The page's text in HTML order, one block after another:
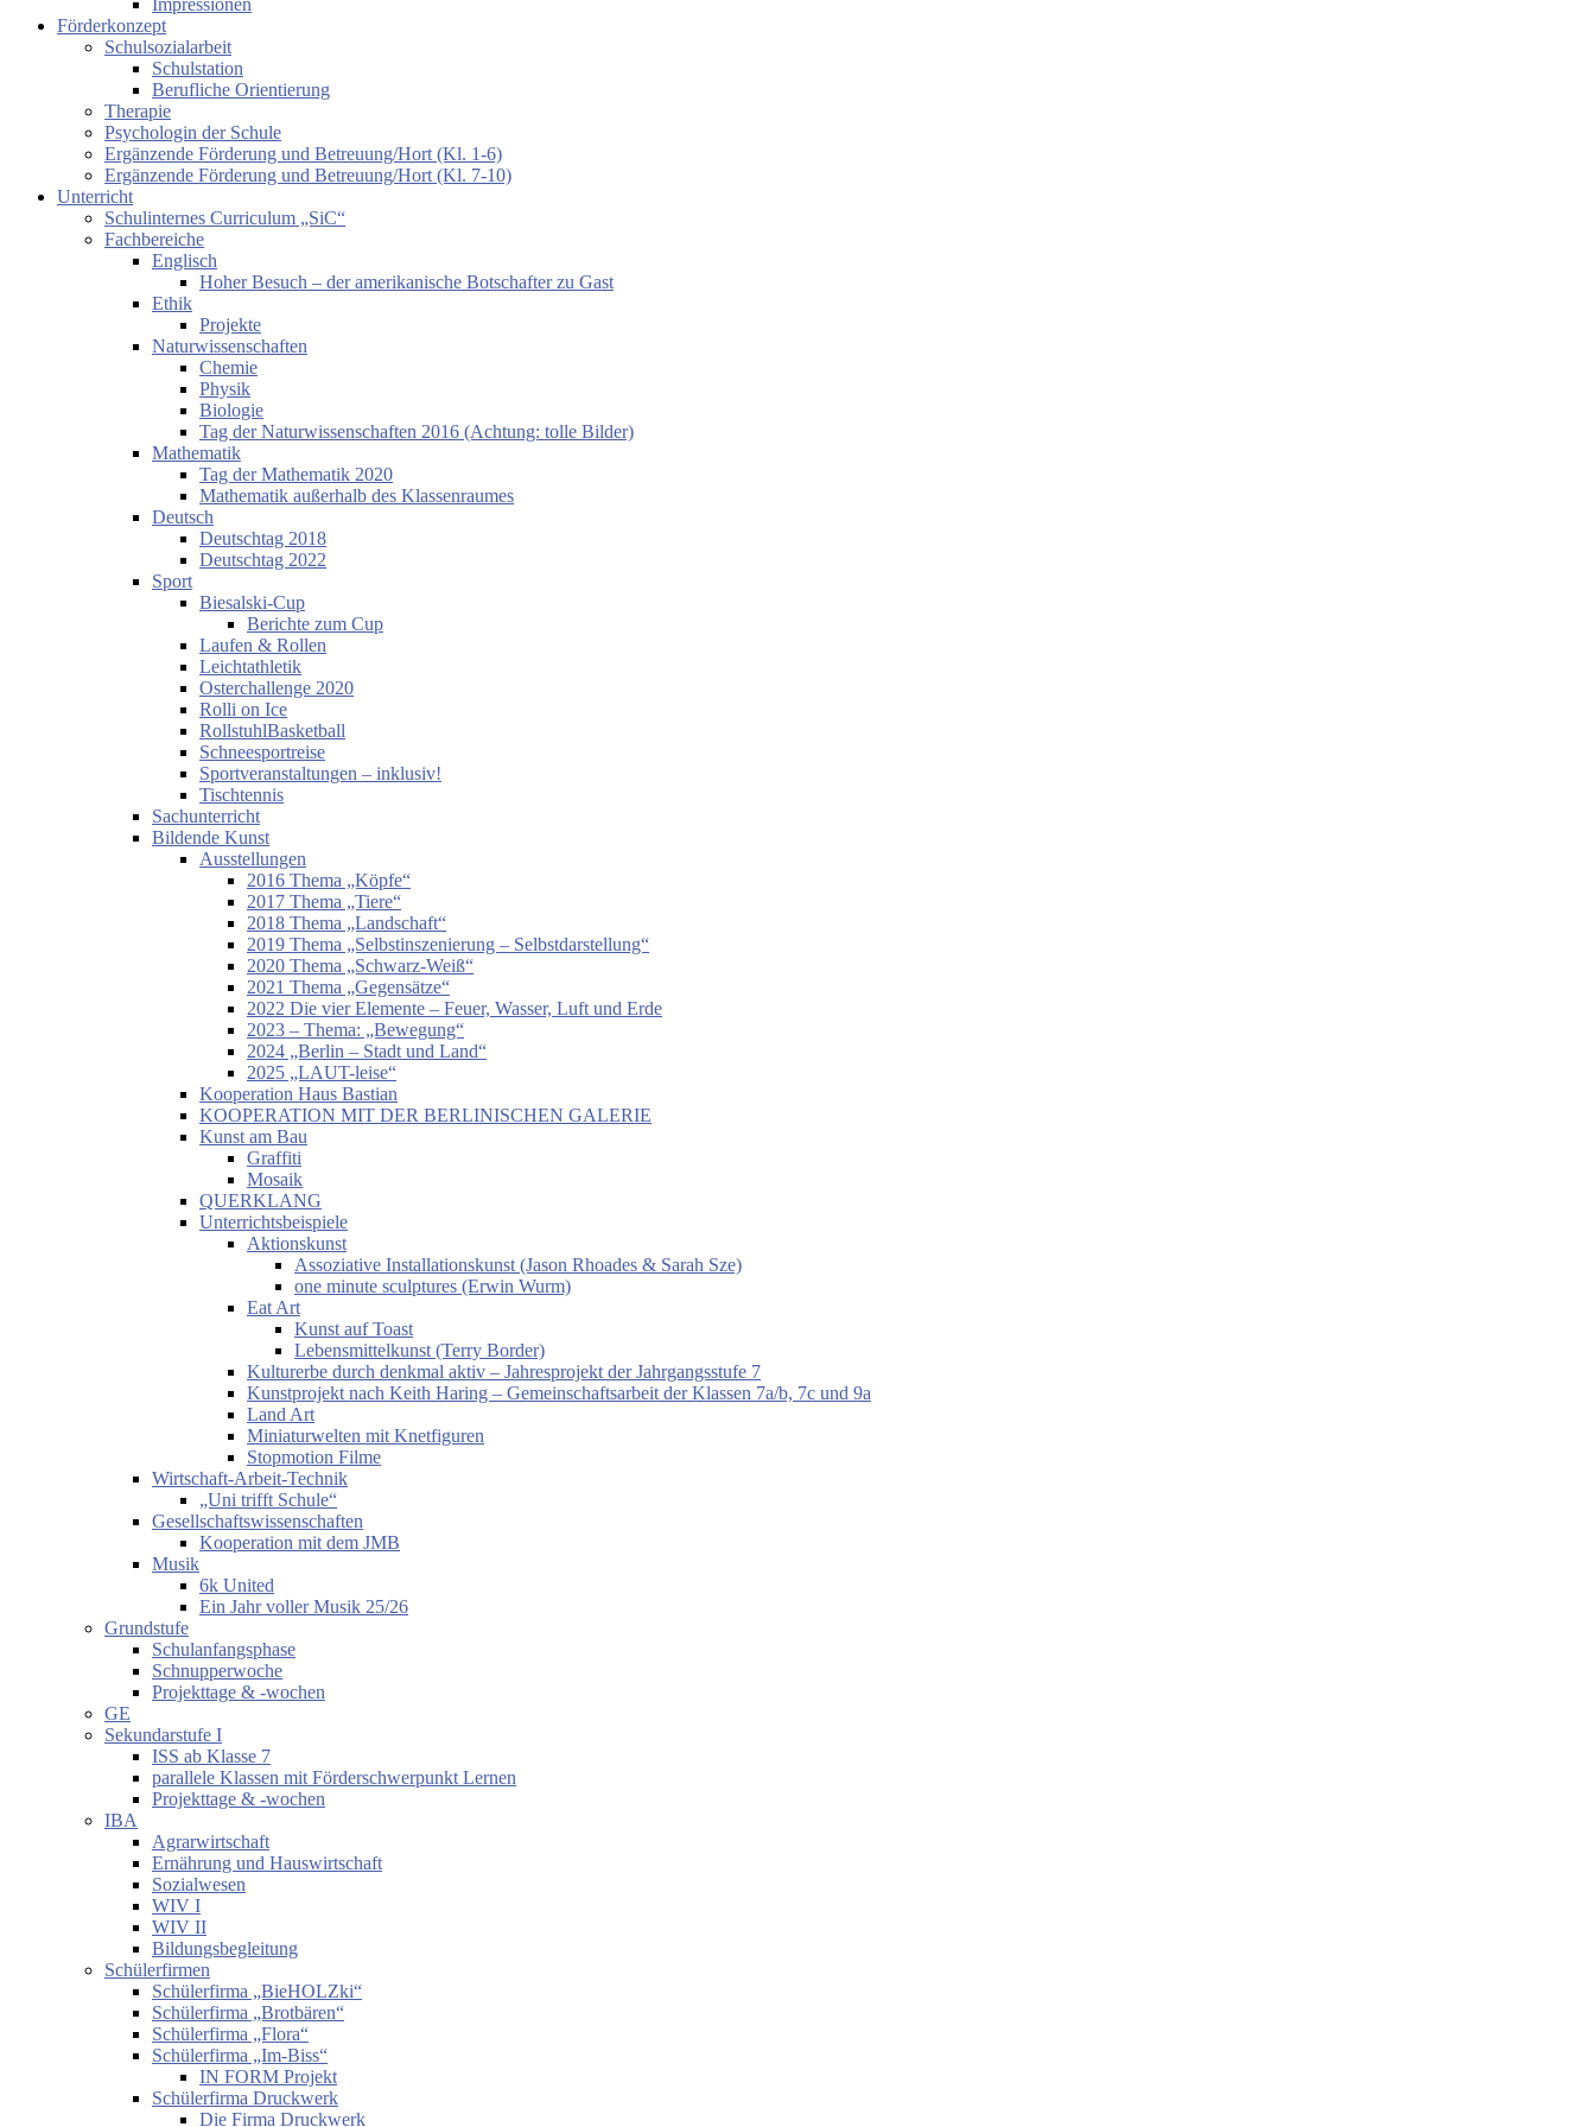
Impressionen
Förderkonzept
Schulsozialarbeit
Schulstation
Berufliche Orientierung
Therapie
Psychologin der Schule
Ergänzende Förderung und Betreuung/Hort (Kl. 1-6)
Ergänzende Förderung und Betreuung/Hort (Kl. 7-10)
Unterricht
Schulinternes Curriculum „SiC“
Fachbereiche
Englisch
Hoher Besuch – der amerikanische Botschafter zu Gast
Ethik
Projekte
Naturwissenschaften
Chemie
Physik
Biologie
Tag der Naturwissenschaften 2016 (Achtung: tolle Bilder)
Mathematik
Tag der Mathematik 2020
Mathematik außerhalb des Klassenraumes
Deutsch
Deutschtag 2018
Deutschtag 2022
Sport
Biesalski-Cup
Berichte zum Cup
Laufen & Rollen
Leichtathletik
Osterchallenge 2020
Rolli on Ice
RollstuhlBasketball
Schneesportreise
Sportveranstaltungen – inklusiv!
Tischtennis
Sachunterricht
Bildende Kunst
Ausstellungen
2016 Thema „Köpfe“
2017 Thema „Tiere“
2018 Thema „Landschaft“
2019 Thema „Selbstinszenierung – Selbstdarstellung“
2020 Thema „Schwarz-Weiß“
2021 Thema „Gegensätze“
2022 Die vier Elemente – Feuer, Wasser, Luft und Erde
2023 – Thema: „Bewegung“
2024 „Berlin – Stadt und Land“
2025 „LAUT-leise“
Kooperation Haus Bastian
KOOPERATION MIT DER BERLINISCHEN GALERIE
Kunst am Bau
Graffiti
Mosaik
QUERKLANG
Unterrichtsbeispiele
Aktionskunst
Assoziative Installationskunst (Jason Rhoades & Sarah Sze)
one minute sculptures (Erwin Wurm)
Eat Art
Kunst auf Toast
Lebensmittelkunst (Terry Border)
Kulturerbe durch denkmal aktiv – Jahresprojekt der Jahrgangsstufe 7
Kunstprojekt nach Keith Haring – Gemeinschaftsarbeit der Klassen 7a/b, 7c und 9a
Land Art
Miniaturwelten mit Knetfiguren
Stopmotion Filme
Wirtschaft-Arbeit-Technik
„Uni trifft Schule“
Gesellschaftswissenschaften
Kooperation mit dem JMB
Musik
6k United
Ein Jahr voller Musik 25/26
Grundstufe
Schulanfangsphase
Schnupperwoche
Projekttage & -wochen
GE
Sekundarstufe I
ISS ab Klasse 7
parallele Klassen mit Förderschwerpunkt Lernen
Projekttage & -wochen
IBA
Agrarwirtschaft
Ernährung und Hauswirtschaft
Sozialwesen
WIV I
WIV II
Bildungsbegleitung
Schülerfirmen
Schülerfirma „BieHOLZki“
Schülerfirma „Brotbären“
Schülerfirma „Flora“
Schülerfirma „Im-Biss“
IN FORM Projekt
Schülerfirma Druckwerk
Die Firma Druckwerk